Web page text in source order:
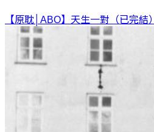
【原耽│ABO】天生一對（已完結）